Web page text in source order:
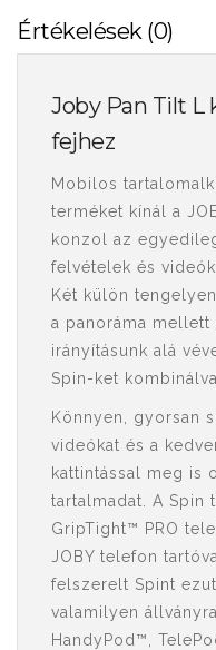
Értékelések (0)
Joby Pan Tilt L
fejhez
Mobilos
terméket kínál a
konzol az
felvételek és
Két külön
a panoráma
irányításunk alá
Spin-ket
Könnyen, gyorsan
videókat és a
kattintással meg is
tartalmadat. A Spin
GripTight™ PRO
JOBY telefon
felszerelt Spint
valamilyen
HandyPod™,